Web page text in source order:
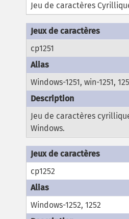
Jeu de caractères
cp1251
Windows-1251, win-1251,
Jeu de caractères
Windows.
cp1252
Windows-1252, 1252